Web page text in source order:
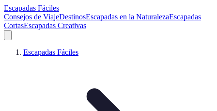
Escapadas Fáciles
Consejos de ViajeDestinosEscapadas en la NaturalezaEscapadas
CortasEscapadas Creativas
Escapadas Fáciles